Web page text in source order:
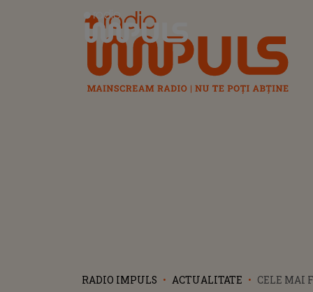
Radio Impuls
RADIO IMPULS ACTUALITATE
CELE MAI